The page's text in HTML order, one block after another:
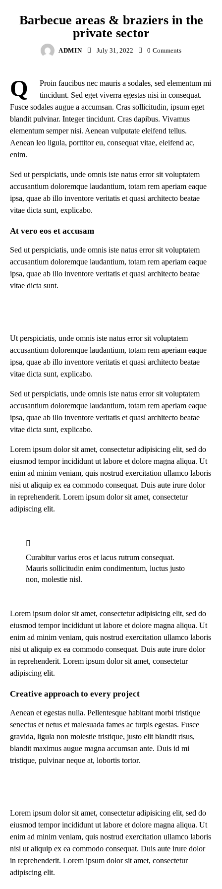
Barbecue areas & braziers in the
private sector
ADMIN July 31, 2022 0 Comments
Q
Proin faucibus nec mauris a sodales, sed elementum mi
tincidunt. Sed eget viverra egestas nisi in consequat.
Fusce sodales augue a accumsan. Cras sollicitudin, ipsum eget
blandit pulvinar. Integer tincidunt. Cras dapibus. Vivamus
elementum semper nisi. Aenean vulputate eleifend tellus.
Aenean leo ligula, porttitor eu, consequat vitae, eleifend ac,
enim.
Sed ut perspiciatis, unde omnis iste natus error sit voluptatem
accusantium doloremque laudantium, totam rem aperiam eaque
ipsa, quae ab illo inventore veritatis et quasi architecto beatae
vitae dicta sunt, explicabo.
At vero eos et accusam
Sed ut perspiciatis, unde omnis iste natus error sit voluptatem
accusantium doloremque laudantium, totam rem aperiam eaque
ipsa, quae ab illo inventore veritatis et quasi architecto beatae
vitae dicta sunt.
Ut perspiciatis, unde omnis iste natus error sit voluptatem
accusantium doloremque laudantium, totam rem aperiam eaque
ipsa, quae ab illo inventore veritatis et quasi architecto beatae
vitae dicta sunt, explicabo.
Sed ut perspiciatis, unde omnis iste natus error sit voluptatem
accusantium doloremque laudantium, totam rem aperiam eaque
ipsa, quae ab illo inventore veritatis et quasi architecto beatae
vitae dicta sunt, explicabo.
Lorem ipsum dolor sit amet, consectetur adipisicing elit, sed do
eiusmod tempor incididunt ut labore et dolore magna aliqua. Ut
enim ad minim veniam, quis nostrud exercitation ullamco laboris
nisi ut aliquip ex ea commodo consequat. Duis aute irure dolor
in reprehenderit. Lorem ipsum dolor sit amet, consectetur
adipiscing elit.
Curabitur varius eros et lacus rutrum consequat.
Mauris sollicitudin enim condimentum, luctus justo
non, molestie nisl.
Lorem ipsum dolor sit amet, consectetur adipisicing elit, sed do
eiusmod tempor incididunt ut labore et dolore magna aliqua. Ut
enim ad minim veniam, quis nostrud exercitation ullamco laboris
nisi ut aliquip ex ea commodo consequat. Duis aute irure dolor
in reprehenderit. Lorem ipsum dolor sit amet, consectetur
adipiscing elit.
Creative approach to every project
Aenean et egestas nulla. Pellentesque habitant morbi tristique
senectus et netus et malesuada fames ac turpis egestas. Fusce
gravida, ligula non molestie tristique, justo elit blandit risus,
blandit maximus augue magna accumsan ante. Duis id mi
tristique, pulvinar neque at, lobortis tortor.
Lorem ipsum dolor sit amet, consectetur adipisicing elit, sed do
eiusmod tempor incididunt ut labore et dolore magna aliqua. Ut
enim ad minim veniam, quis nostrud exercitation ullamco laboris
nisi ut aliquip ex ea commodo consequat. Duis aute irure dolor
in reprehenderit. Lorem ipsum dolor sit amet, consectetur
adipiscing elit.